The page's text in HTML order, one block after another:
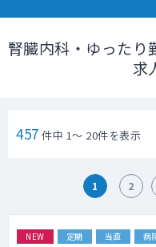
腎臓内科・ゆったり
求
457 件中 1～ 20件を表示
1 2
NEW 定期 当直 病